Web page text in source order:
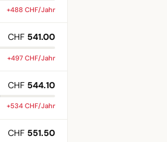
+488 CHF/Jahr
CHF 541.00
+497 CHF/Jahr
CHF 544.10
+534 CHF/Jahr
CHF 551.50